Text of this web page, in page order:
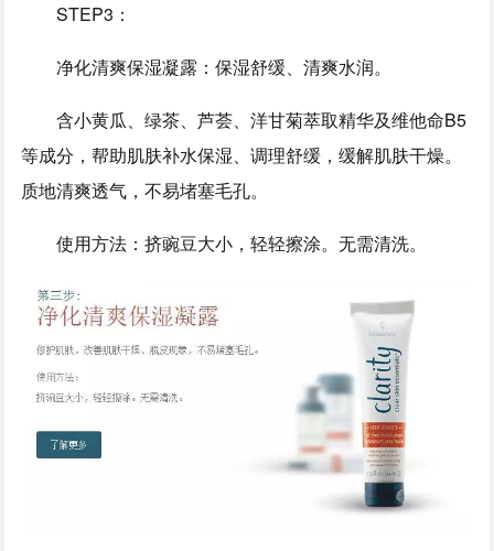
STEP3：
净化清爽保湿凝露：保湿舒缓、清爽水润。
含小黄瓜、绿茶、芦荟、洋甘菊萃取精华及维他命B5
等成分，帮助肌肤补水保湿、调理舒缓，缓解肌肤干燥。
质地清爽透气，不易堵塞毛孔。
使用方法：挤豌豆大小，轻轻擦涂。无需清洗。